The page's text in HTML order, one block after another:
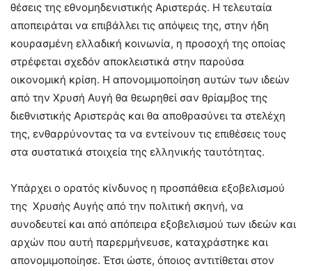
θέσεις της εθνομηδενιστικής Αριστεράς. Η τελευταία
αποπειράται να επιβάλλει τις απόψεις της, στην ήδη
κουρασμένη ελλαδική κοινωνία, η προσοχή της οποίας
στρέφεται σχεδόν αποκλειστικά στην παρούσα
οικονομική κρίση. Η απονομιμοποίηση αυτών των ιδεών
από την Χρυσή Αυγή θα θεωρηθεί σαν θρίαμβος της
διεθνιστικής Αριστεράς και θα αποθρασύνει τα στελέχη
της, ενθαρρύνοντας τα να εντείνουν τις επιθέσεις τους
στα συστατικά στοιχεία της ελληνικής ταυτότητας.
Υπάρχει ο ορατός κίνδυνος η προσπάθεια εξοβελισμού
της Χρυσής Αυγής από την πολιτική σκηνή, να
συνοδευτεί και από απόπειρα εξοβελισμού των ιδεών και
αρχών που αυτή παρερμήνευσε, καταχράστηκε και
απονομιμοποίησε. Έτσι ώστε, όποιος αντιτίθεται στον